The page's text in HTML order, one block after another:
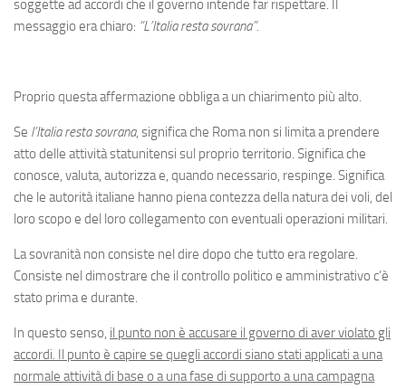
soggette ad accordi che il governo intende far rispettare. Il
messaggio era chiaro: “L’Italia resta sovrana”.
Proprio questa affermazione obbliga a un chiarimento più alto.
Se l’Italia resta sovrana, significa che Roma non si limita a prendere
atto delle attività statunitensi sul proprio territorio. Significa che
conosce, valuta, autorizza e, quando necessario, respinge. Significa
che le autorità italiane hanno piena contezza della natura dei voli, del
loro scopo e del loro collegamento con eventuali operazioni militari.
La sovranità non consiste nel dire dopo che tutto era regolare.
Consiste nel dimostrare che il controllo politico e amministrativo c’è
stato prima e durante.
In questo senso, il punto non è accusare il governo di aver violato gli
accordi. Il punto è capire se quegli accordi siano stati applicati a una
normale attività di base o a una fase di supporto a una campagna